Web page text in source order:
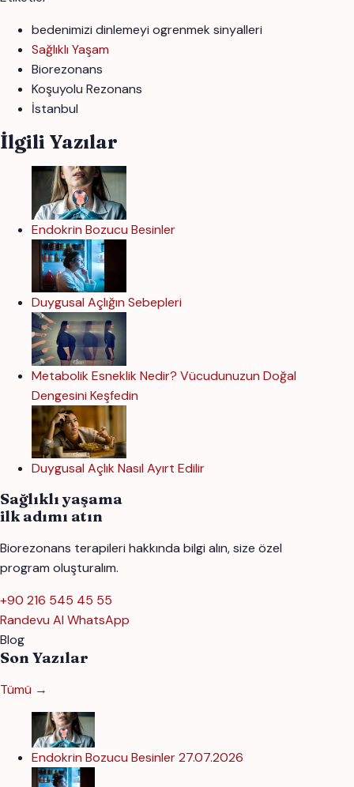
bedenimizi dinlemeyi ogrenmek sinyalleri
Sağlıklı Yaşam
Biorezonans
Koşuyolu Rezonans
İstanbul
İlgili Yazılar
Endokrin Bozucu Besinler
Duygusal Açlığın Sebepleri
Metabolik Esneklik Nedir? Vücudunuzun Doğal
Dengesini Keşfedin
Duygusal Açlık Nasıl Ayırt Edilir
Sağlıklı yaşama
ilk adımı atın
Biorezonans terapileri hakkında bilgi alın, size özel
program oluşturalım.
+90 216 545 45 55
Randevu Al WhatsApp
Blog
Son Yazılar
Tümü →
Endokrin Bozucu Besinler27.07.2026